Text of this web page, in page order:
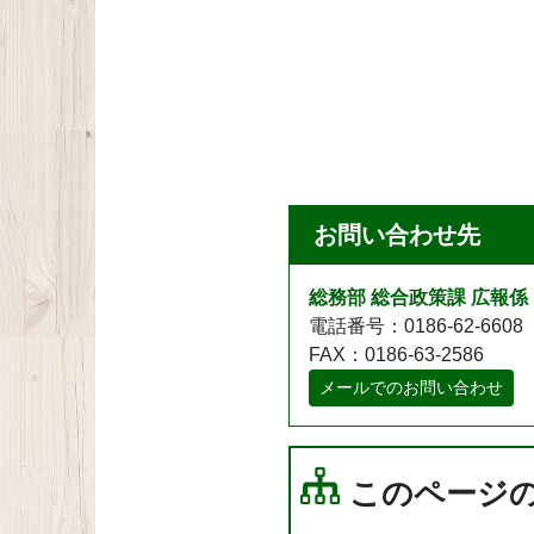
お問い合わせ先
総務部 総合政策課 広報係
電話番号：0186-62-6608
FAX：0186-63-2586
メールでのお問い合わせ
このページ